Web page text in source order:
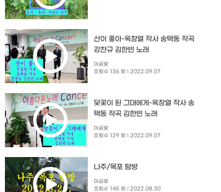
산이 좋아-옥창열 작사 송택동 작곡
강찬규 김한빈 노래
이금로
조회수 136 회
| 2022.09.07
닻꽃이 된 그대에게-옥창열 작사 송
택동 작곡 김한빈 노래
이금로
조회수 129 회
| 2022.09.07
나주/목포 탐방
이금로
조회수 145 회
| 2022.08.30